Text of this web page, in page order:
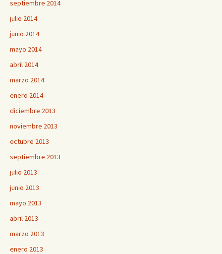
septiembre 2014
julio 2014
junio 2014
mayo 2014
abril 2014
marzo 2014
enero 2014
diciembre 2013
noviembre 2013
octubre 2013
septiembre 2013
julio 2013
junio 2013
mayo 2013
abril 2013
marzo 2013
enero 2013